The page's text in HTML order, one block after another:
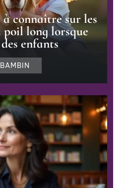
à connaître sur les
long lorsque
enfants
BAMBIN